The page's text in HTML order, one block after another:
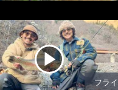
フライ